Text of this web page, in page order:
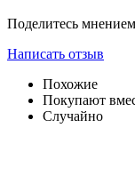
Поделитесь
Написать отзыв
Похожие
Покупают
Случайно